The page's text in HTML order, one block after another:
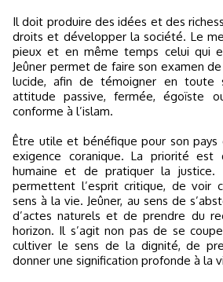
Il doit produire des idées et des
droits et développer la société. Le
pieux et en même temps celui qui
Jeûner permet de faire son examen
lucide, afin de témoigner en toute
attitude passive, fermée, égoïste
conforme à l’islam.
Être utile et bénéfique pour son pays
exigence coranique. La priorité est
humaine et de pratiquer la
permettent l’esprit critique, de voir
sens à la vie. Jeûner, au sens de
d’actes naturels et de prendre du
horizon. Il s’agit non pas de se
cultiver le sens de la dignité, de
donner une signification profonde à la